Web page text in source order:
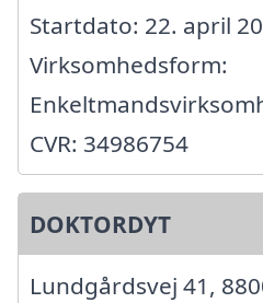
Startdato: 22. april
Virksomhedsform:
CVR: 34986754
DOKTORDYT
Lundgårdsvej 41,